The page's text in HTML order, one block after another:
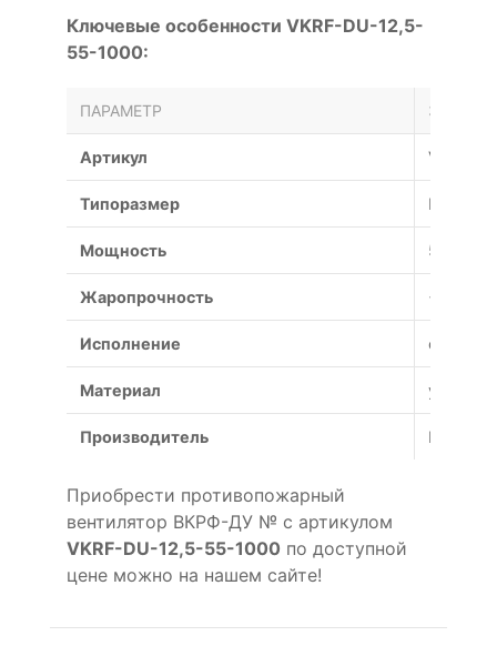
Ключевые особенности VKRF-DU-12,5-
55-1000:
ПАРАМЕТР
Артикул VKRF-
Типоразмер №
Мощность 55 кВт
Жаропрочность +600°С
Исполнение
Материал
Производитель Россия
Приобрести противопожарный
вентилятор ВКРФ-ДУ № с артикулом
VKRF-DU-12,5-55-1000 по доступной
цене можно на нашем сайте!